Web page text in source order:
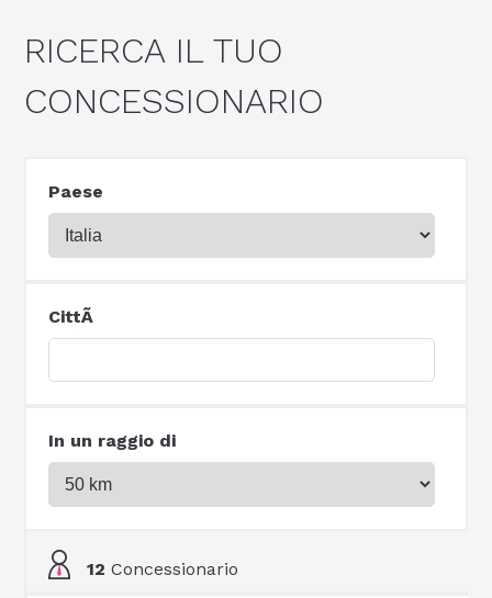
RICERCA IL TUO
CONCESSIONARIO
Paese
CittÃ
In un raggio di
12 Concessionario